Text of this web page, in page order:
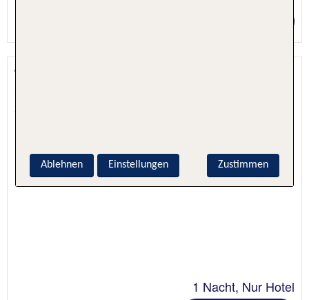
The Kings Arms
Großbritannien
1 Nacht, Nur Hotel
Zustimmen
Ablehnen Einstellungen